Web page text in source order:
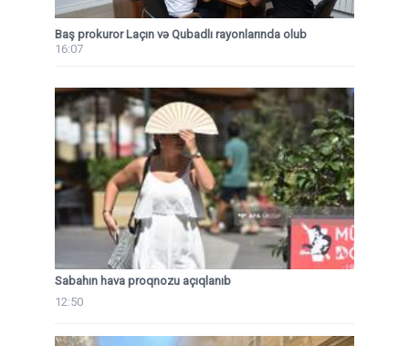
Baş prokuror Laçın və Qubadlı rayonlarında olub
16:07
Sabahın hava proqnozu açıqlanıb
12:50